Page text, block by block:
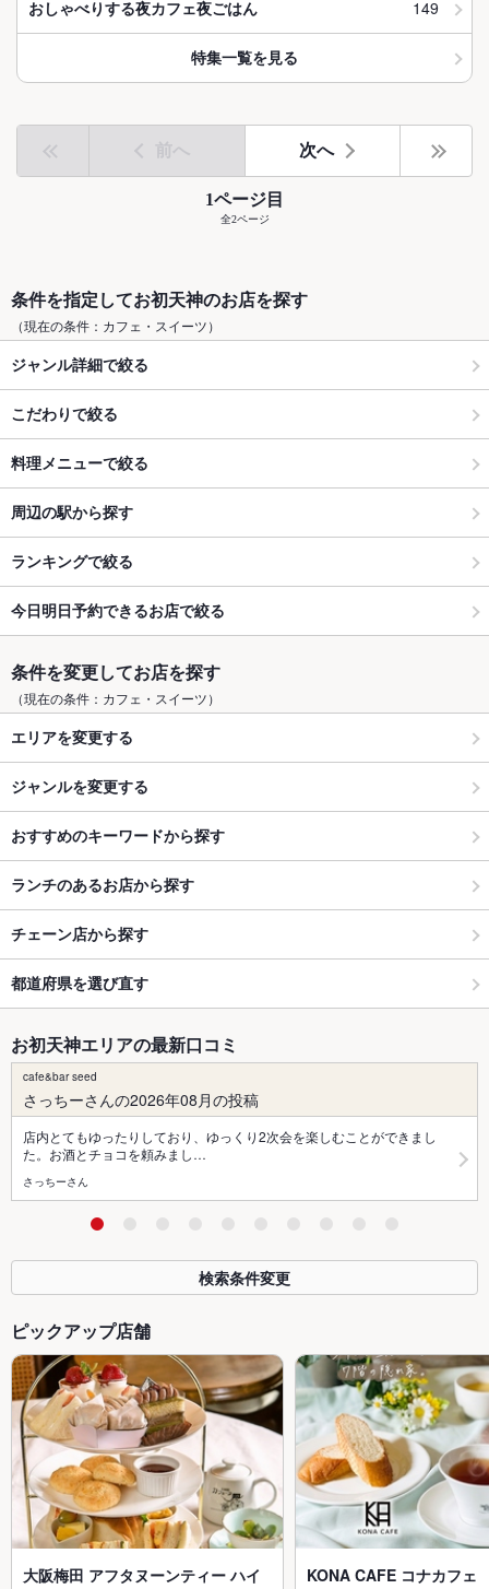
おしゃべりする夜カフェ夜ごはん 149
特集一覧を見る
前へ 次へ
1ページ目
全2ページ
条件を指定してお初天神のお店を探す
（現在の条件：カフェ・スイーツ）
ジャンル詳細で絞る
こだわりで絞る
料理メニューで絞る
周辺の駅から探す
ランキングで絞る
今日明日予約できるお店で絞る
条件を変更してお店を探す
（現在の条件：カフェ・スイーツ）
エリアを変更する
ジャンルを変更する
おすすめのキーワードから探す
ランチのあるお店から探す
チェーン店から探す
都道府県を選び直す
お初天神エリアの最新口コミ
cafe&bar seed
さっちーさんの2026年08月の投稿
店内とてもゆったりしており、ゆっくり2次会を楽しむことができまし
た。お酒とチョコを頼みまし…
さっちーさん
検索条件変更
ピックアップ店舗
大阪梅田 アフタヌーンティー ハイ
KONA CAFE コナカフェ